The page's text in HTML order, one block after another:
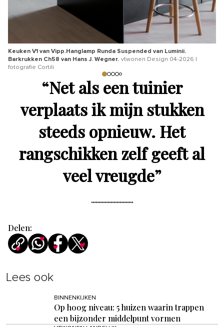
Keuken V1 van Vipp.Hanglamp Runda Suspended van Luminii.
Barkrukken Ch58 van Hans J. Wegner. vtwonen Design 04-2026 |
fotografie Cortili
“Net als een tuinier
verplaats ik mijn stukken
steeds opnieuw. Het
rangschikken zelf geeft al
veel vreugde”
Delen:
Lees ook
BINNENKIJKEN
Op hoog niveau: 5 huizen waarin trappen
een bijzonder middelpunt vormen